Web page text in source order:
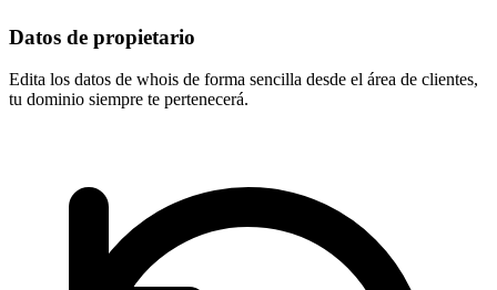
Datos de propietario
Edita los datos de whois de forma sencilla desde el área de clientes,
tu dominio siempre te pertenecerá.